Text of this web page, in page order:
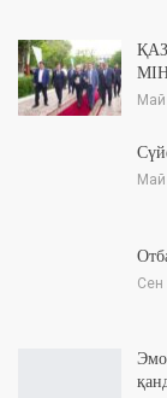
Май
Май
Сен